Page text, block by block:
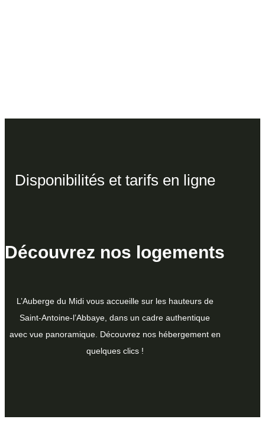
Disponibilités et tarifs en ligne
Découvrez nos logements
L’Auberge du Midi vous accueille sur les hauteurs de
Saint-Antoine-l’Abbaye, dans un cadre authentique
avec vue panoramique. Découvrez nos hébergement en
quelques clics !